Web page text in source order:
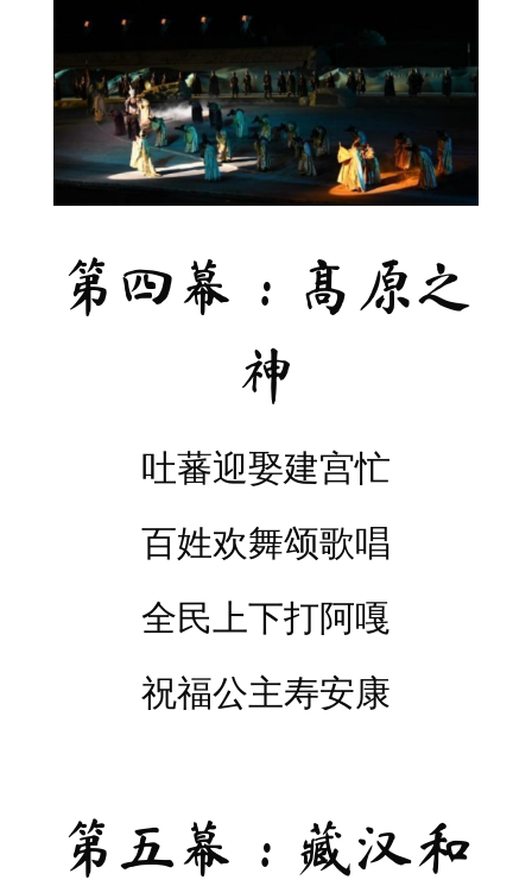
第四幕：高原之
神
吐蕃迎娶建宫忙
百姓欢舞颂歌唱
全民上下打阿嘎
祝福公主寿安康
第五幕：藏汉和